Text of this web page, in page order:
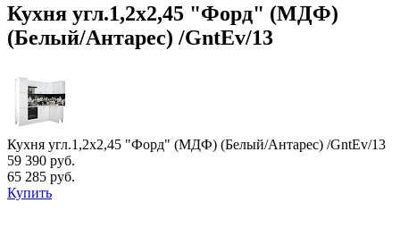
Кухня угл.1,2х2,45 "Форд" (МДФ)
(Белый/Антарес) /GntEv/13
Кухня угл.1,2х2,45 "Форд" (МДФ) (Белый/Антарес) /GntEv/13
59 390 руб.
65 285 руб.
Купить